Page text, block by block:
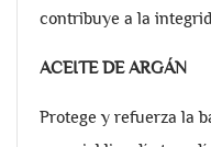
contribuye a la
ACEITE DE ARGÁN
Protege y refuerza la